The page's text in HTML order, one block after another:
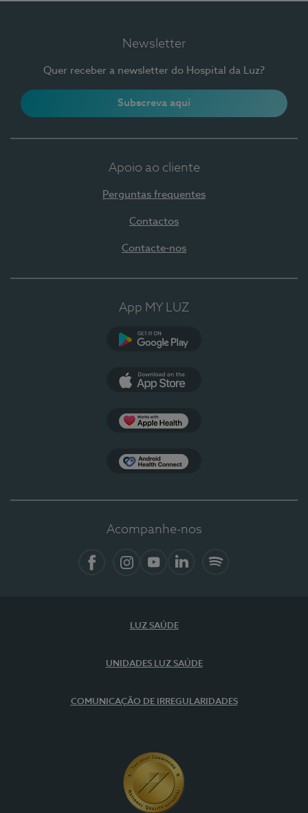
Newsletter
Quer receber a newsletter do Hospital da Luz?
Subscreva aqui
Apoio ao cliente
Perguntas frequentes
Contactos
Contacte-nos
App MY LUZ
Acompanhe-nos
LUZ SAÚDE
UNIDADES LUZ SAÚDE
COMUNICAÇÃO DE IRREGULARIDADES